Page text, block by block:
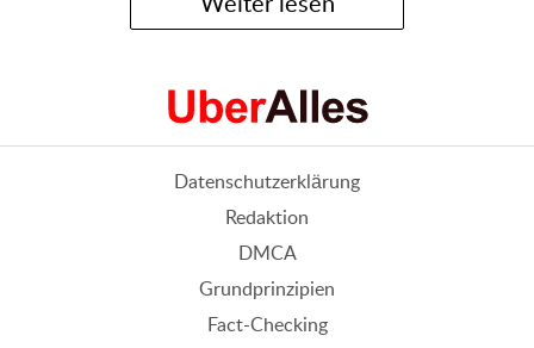
Weiter lesen
Datenschutzerklärung
Redaktion
DMCA
Grundprinzipien
Fact-Checking